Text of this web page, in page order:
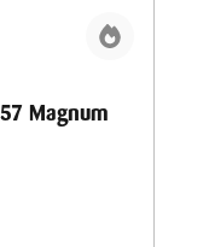
Magnum